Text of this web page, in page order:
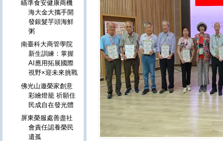
瞄準食安健康商機
海大金大攜手開
發銀髮芋頭海鮮
粥
南臺科大商管學院
新生訓練：掌握
AI應用拓展國際
視野×迎未來挑戰
佛光山邀榮家創意
彩繪燈籠 祈願住
民成自在發光體
屏東榮服處善盡社
會責任認養榮民
遺孤